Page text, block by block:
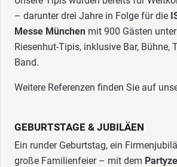
– darunter drei Jahre in Folge für die
Messe München mit 900 Gästen
Riesenhut-Tipis, inklusive Bar, Bühne,
Band.
Weitere Referenzen finden Sie auf
GEBURTSTAGE & JUBILÄEN
Ein runder Geburtstag, ein
große Familienfeier – mit dem